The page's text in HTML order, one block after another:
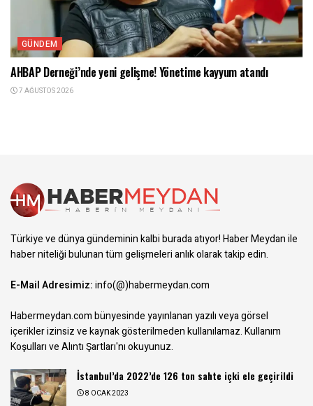
GÜNDEM
AHBAP Derneği’nde yeni gelişme! Yönetime kayyum atandı
7 AĞUSTOS 2026
Türkiye ve dünya gündeminin kalbi burada atıyor! Haber Meydan ile
haber niteliği bulunan tüm gelişmeleri anlık olarak takip edin.
E-Mail Adresimiz:info(@)habermeydan.com
Habermeydan.com bünyesinde yayınlanan yazılı veya görsel
içerikler izinsiz ve kaynak gösterilmeden kullanılamaz.Kullanım
Koşulları ve Alıntı Şartları'nı okuyunuz.
İstanbul’da 2022’de 126 ton sahte içki ele geçirildi
8 OCAK 2023